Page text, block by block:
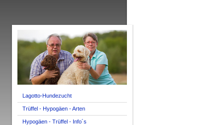
Lagotto-Hundezucht
Trüffel - Hypogäen - Arten
Hypogäen - Trüffel - Info´s